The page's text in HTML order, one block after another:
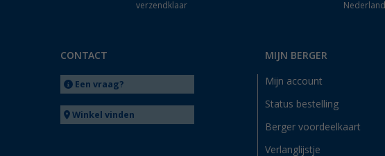
verzendklaar
Nederland
CONTACT
Een vraag?
Winkel vinden
MIJN BERGER
Mijn account
Status bestelling
Berger voordeelkaart
Verlanglijstje